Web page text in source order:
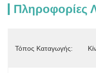
Πληροφορίες
Τόπος Καταγωγής: